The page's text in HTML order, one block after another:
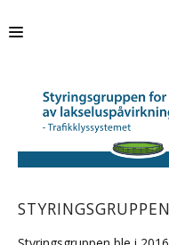
STYRINGSGRUPPEN
PUBLIKASJONER
STYRINGSGRUPPEN